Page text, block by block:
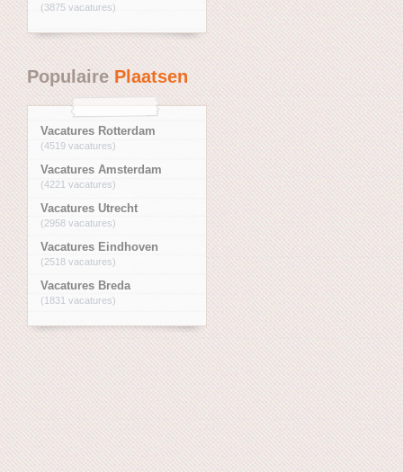
(3875 vacatures)
PopulairePlaatsen
Vacatures Rotterdam
(4519 vacatures)
Vacatures Amsterdam
(4221 vacatures)
Vacatures Utrecht
(2958 vacatures)
Vacatures Eindhoven
(2518 vacatures)
Vacatures Breda
(1831 vacatures)